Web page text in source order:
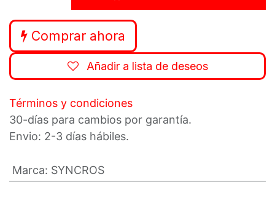
Comprar ahora
Añadir a lista de deseos
Términos y condiciones
30-días para cambios por garantía.
Envio: 2-3 días hábiles.
Marca: SYNCROS